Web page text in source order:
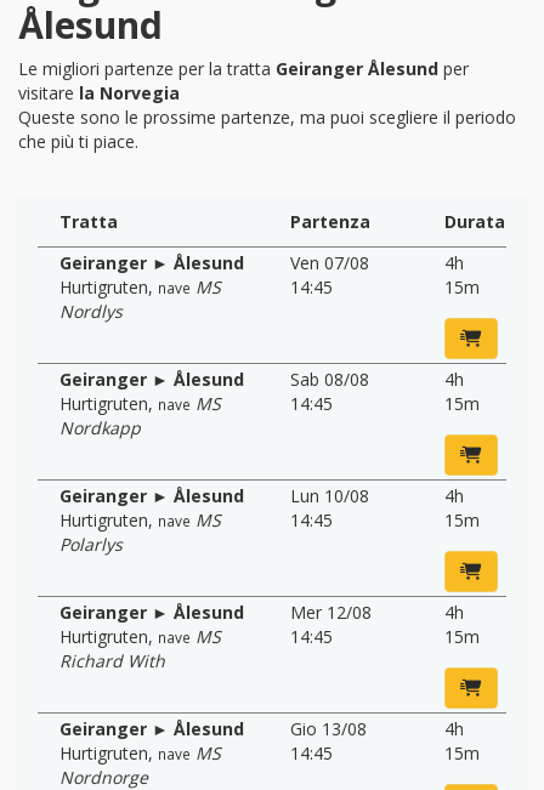
Ålesund
Le migliori partenze per la tratta Geiranger Ålesund per
visitare la Norvegia
Queste sono le prossime partenze, ma puoi scegliere il periodo
che più ti piace.
Tratta Partenza
Durata
Geiranger ► Ålesund
Hurtigruten, nave MS
Nordlys
Ven 07/08
14:45
4h
15m
Geiranger ► Ålesund
Hurtigruten, nave MS
Nordkapp
Sab 08/08
14:45
4h
15m
Geiranger ► Ålesund
Hurtigruten, nave MS
Polarlys
Lun 10/08
14:45
4h
15m
Geiranger ► Ålesund
Hurtigruten, nave MS
Richard With
Mer 12/08
14:45
4h
15m
Geiranger ► Ålesund
Hurtigruten, nave MS
Nordnorge
Gio 13/08
14:45
4h
15m